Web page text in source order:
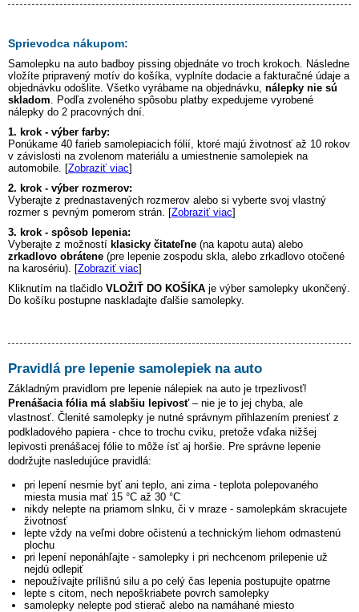
Sprievodca nákupom:
Samolepku na auto badboy pissing objednáte vo troch krokoch. Následne
vložíte pripravený motív do košíka, vyplníte dodacie a fakturačné údaje a
objednávku odošlite. Všetko vyrábame na objednávku, nálepky nie sú
skladom . Podľa zvoleného spôsobu platby expedujeme vyrobené
nálepky do 2 pracovných dní.
1. krok - výber farby:
Ponúkame 40 farieb samolepiacich fólií, ktoré majú životnosť až 10 rokov
v závislosti na zvolenom materiálu a umiestnenie samolepiek na
automobile. [Zobraziť viac]
2. krok - výber rozmerov:
Vyberajte z prednastavených rozmerov alebo si vyberte svoj vlastný
rozmer s pevným pomerom strán. [Zobraziť viac]
3. krok - spôsob lepenia:
Vyberajte z možností klasicky čitateľne (na kapotu auta) alebo
zrkadlovo obrátene (pre lepenie zospodu skla, alebo zrkadlovo otočené
na karosériu). [Zobraziť viac]
Kliknutím na tlačidlo VLOŽIŤ DO KOŠÍKA je výber samolepky ukončený.
Do košíku postupne naskladajte ďalšie samolepky.
Pravidlá pre lepenie samolepiek na auto
Základným pravidlom pre lepenie nálepiek na auto je trpezlivosť!
Prenášacia fólia má slabšiu lepivosť– nie je to jej chyba, ale
vlastnosť. Členité samolepky je nutné správnym přihlazením preniesť z
podkladového papiera - chce to trochu cviku, pretože vďaka nižšej
lepivosti prenášacej fólie to môže ísť aj horšie. Pre správne lepenie
dodržujte nasledujúce pravidlá:
pri lepení nesmie byť ani teplo, ani zima - teplota polepovaného
miesta musia mať 15 °C až 30 °C
nikdy nelepte na priamom slnku, či v mraze - samolepkám skracujete
životnosť
lepte vždy na veľmi dobre očistenú a technickým liehom odmastenú
plochu
pri lepení neponáhľajte - samolepky i pri nechcenom prilepenie už
nejdú odlepiť
nepoužívajte prílišnú silu a po celý čas lepenia postupujte opatrne
lepte s citom, nech nepoškriabete povrch samolepky
samolepky nelepte pod stierač alebo na namáhané miesto